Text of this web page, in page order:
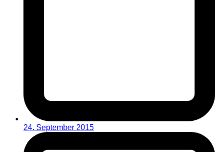
24. September 2015